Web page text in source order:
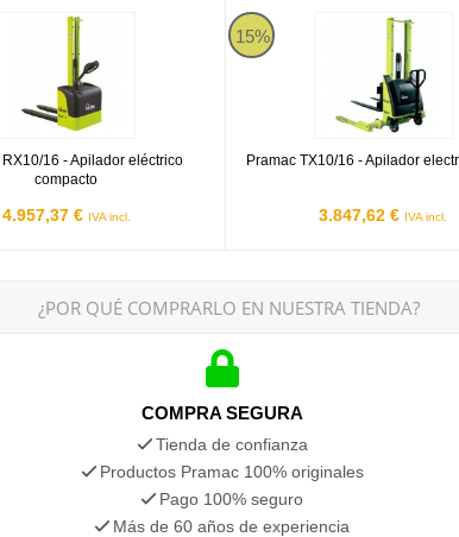
RX10/16 - Apilador eléctrico
compacto
4.957,37 € IVA incl.
16 - Apilador eléctrico compacto
15%
Pramac TX10/16 - Apilador
3.847,62 € IVA incl.
Pramac TX10/16 - Apilador
¿POR QUÉ COMPRARLO EN NUESTRA TIENDA?
COMPRA SEGURA
Tienda de confianza
Productos Pramac 100% originales
Pago 100% seguro
Más de 60 años de experiencia